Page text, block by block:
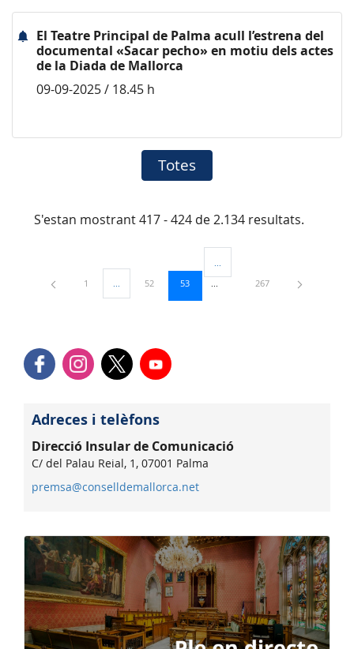
El Teatre Principal de Palma acull l’estrena del
documental «Sacar pecho» en motiu dels actes
de la Diada de Mallorca
09-09-2025 / 18.45 h
Totes
S'estan mostrant 417 - 424 de 2.134 resultats.
Pàgina
1 ...Pàgines intermèdies Utilitzeu TAB per navegar.
Pàgina
52 Pàgina
53
Pàgines intermèdies Utilitzeu
Pàgina
267
Adreces i telèfons
Direcció Insular de Comunicació
C/ del Palau Reial, 1, 07001 Palma
premsa@conselldemallorca.net